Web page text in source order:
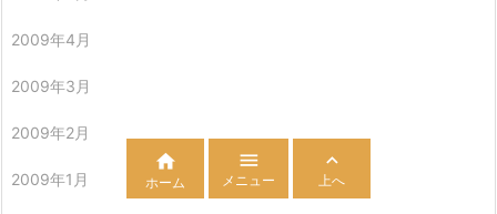
2009年4月
2009年3月
2009年2月
2009年1月

ホーム

メニュー

上へ